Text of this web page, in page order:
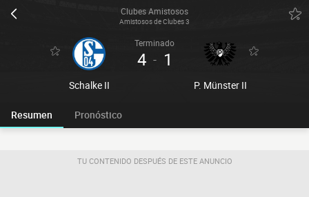
Clubes Amistosos
Amistosos de Clubes 3
Schalke II
Terminado
4 - 1
P. Münster II
Resumen Pronóstico
TU CONTENIDO DESPUÉS DE ESTE ANUNCIO